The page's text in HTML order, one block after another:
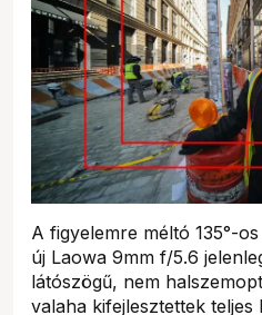
A figyelemre méltó 135°-
új Laowa 9mm f/5.6
látószögű, nem
valaha kifejlesztettek